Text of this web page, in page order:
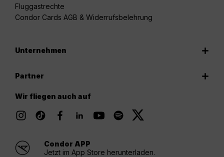
Fluggastrechte
Condor Cards AGB & Widerrufsbelehrung
Unternehmen
Partner
Wir fliegen auch auf
Condor APP
Jetzt im App Store herunterladen.